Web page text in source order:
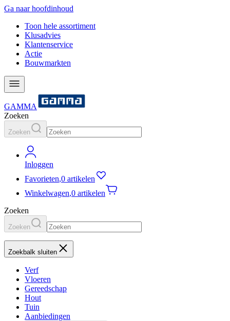
Ga naar hoofdinhoud
Toon hele assortiment
Klusadvies
Klantenservice
Actie
Bouwmarkten
GAMMA
Zoeken
Zoeken
Inloggen
Favorieten,0 artikelen
Winkelwagen,0 artikelen
Zoeken
Zoeken
Zoekbalk sluiten
Verf
Vloeren
Gereedschap
Hout
Tuin
Aanbiedingen